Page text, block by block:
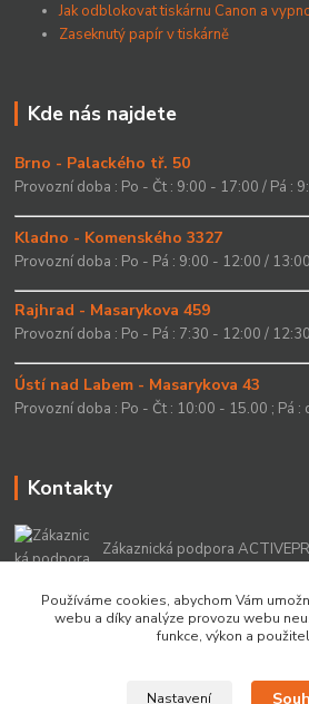
Jak odblokovat tiskárnu Canon a
Zaseknutý papír v tiskárně
Kde nás najdete
Brno - Palackého tř. 50
Provozní doba : Po - Čt : 9:00 - 17:00 / Pá :
Kladno - Komenského 3327
Provozní doba : Po - Pá : 9:00 - 12:00 /
Rajhrad - Masarykova 459
Provozní doba : Po - Pá : 7:30 - 12:00 /
Ústí nad Labem - Masarykova 43
Provozní doba : Po - Čt : 10:00 - 15.00 ; Pá
Kontakty
Zákaznická podpora
info@activeprint.cz
Používáme cookies, abychom Vám
webu a díky analýze provozu webu
funkce, výkon a
Nastavení